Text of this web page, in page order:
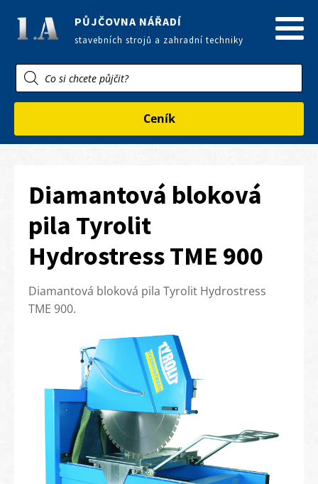
PŮJČOVNA NÁŘADÍ
stavebních strojů a zahradní techniky
Products
search
Ceník
Diamantová bloková
pila Tyrolit
Hydrostress TME 900
Diamantová bloková pila Tyrolit Hydrostress
TME 900.